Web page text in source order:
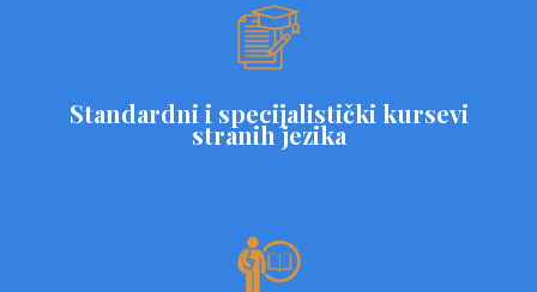
Standardni i specijalistički kursevi
stranih jezika